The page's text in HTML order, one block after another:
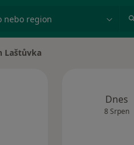
nebo region
Laštůvka
Dnes
8 Srpen